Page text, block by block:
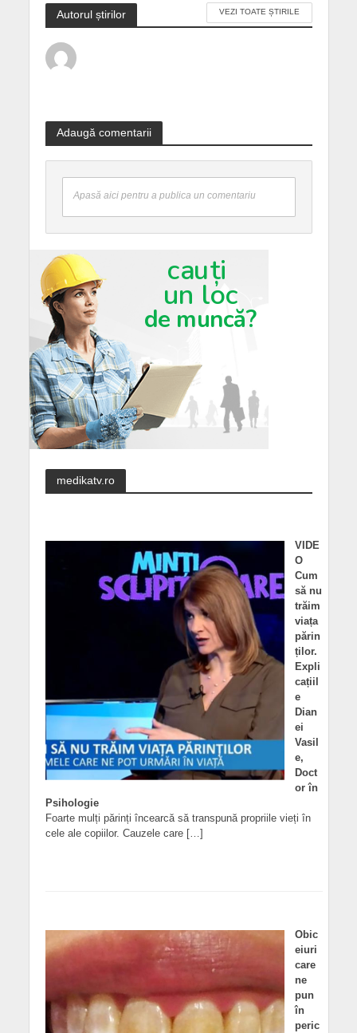
Autorul știrilor VEZI TOATE ȘTIRILE
Adaugă comentarii
Apasă aici pentru a publica un comentariu
medikatv.ro
VIDE
O
Cum
să nu
trăim
viața
părin
ților.
Expli
cațiil
e
Dian
ei
Vasil
e,
Doct
or în
Psihologie
Foarte mulți părinți încearcă să transpună propriile vieți în
cele ale copiilor. Cauzele care […]
Obic
eiuri
care
ne
pun
în
peric